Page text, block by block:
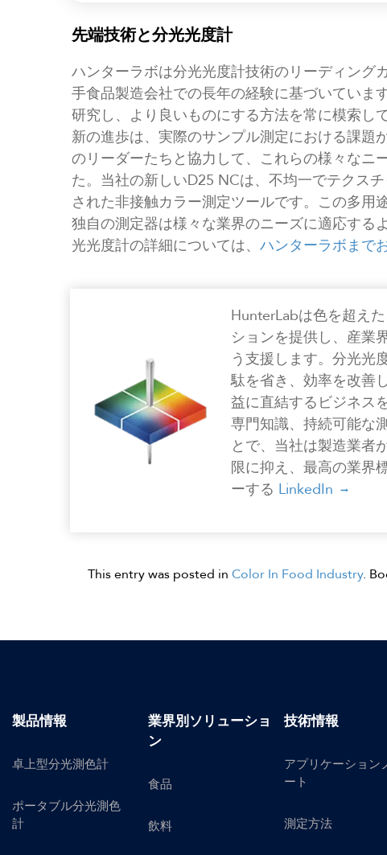
先端技術と分光光度計
ハンターラボは分光光度計技術のリーディング
手食品製造会社での長年の経験に基づいていま
研究し、より良いものにする方法を常に模索し
新の進歩は、実際のサンプル測定における課題
のリーダーたちと協力して、これらの様々なニ
た。当社の新しいD25 NCは、不均一でテクス
された非接触カラー測定ツールです。この多用
独自の測定器は様々な業界のニーズに適応する
光光度計の詳細については、 ハンターラボまで
HunterLabは色を超え
ションを提供し、産業
う支援します。分光光
駄を省き、効率を改善
益に直結するビジネス
専門知識、持続可能な
とで、当社は製造業者
限に抑え、最高の業界
ーする LinkedIn
This entry was posted in Color In Food Industry.
製品情報
卓上型分光測色計
ポータブル分光測色
計
業界別ソリューショ
ン
食品
飲料
技術情報
アプリケーション
ート
測定方法